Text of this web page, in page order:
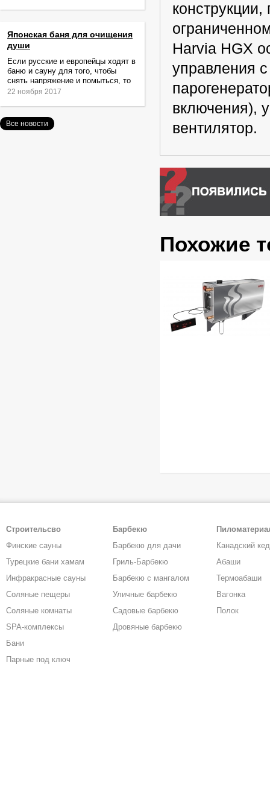
Harvia HGX
управления
включения),
вентилятор.
Похожие
Японская баня для очищения
души
Если русские и европейцы ходят в
баню и сауну для того, чтобы
снять напряжение и помыться, то
жители Японии идут туда за
22 ноября 2017
Все новости
Строительсво
Финские сауны
Турецкие бани хамам
Инфракрасные сауны
Соляные пещеры
Соляные комнаты
SPA-комплексы
Бани
Парные под ключ
Барбекю
Барбекю для дачи
Гриль-Барбекю
Барбекю с мангалом
Уличные барбекю
Садовые барбекю
Дровяные барбекю
Канадский
Абаши
Термоабаши
Вагонка
Полок